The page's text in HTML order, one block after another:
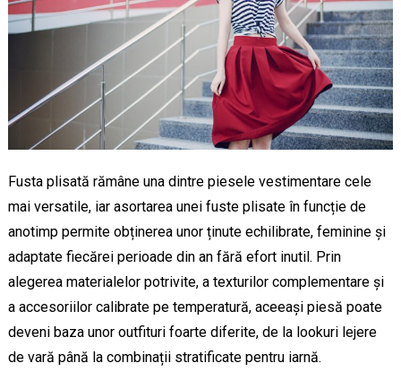
Fusta plisată rămâne una dintre piesele vestimentare cele
mai versatile, iar asortarea unei fuste plisate în funcție de
anotimp permite obținerea unor ținute echilibrate, feminine și
adaptate fiecărei perioade din an fără efort inutil. Prin
alegerea materialelor potrivite, a texturilor complementare și
a accesoriilor calibrate pe temperatură, aceeași piesă poate
deveni baza unor outfituri foarte diferite, de la lookuri lejere
de vară până la combinații stratificate pentru iarnă.